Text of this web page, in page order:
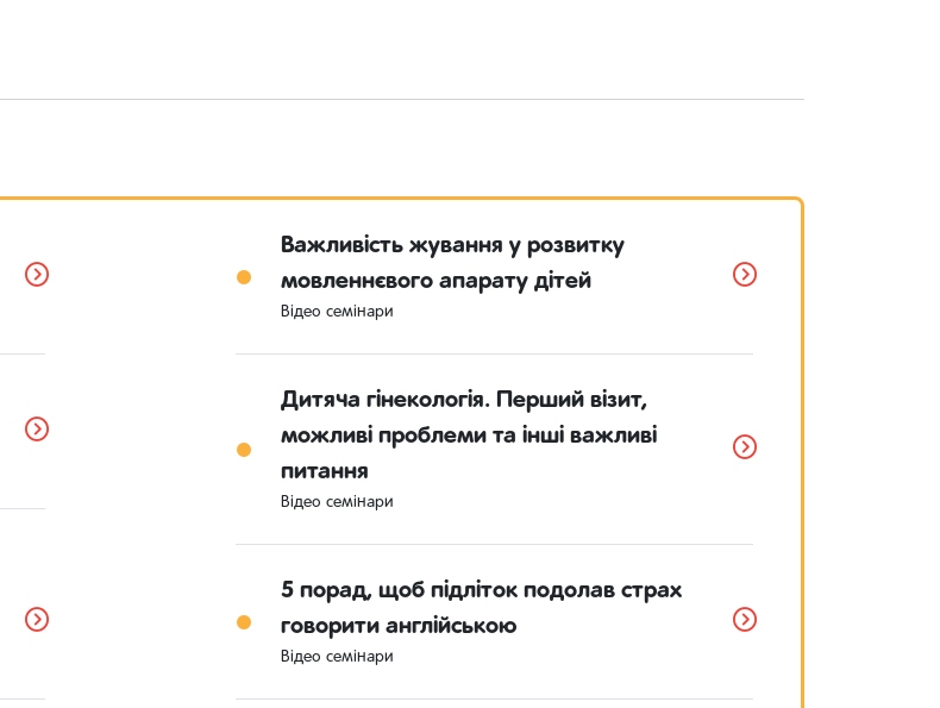
Важливість жування у розвитку
мовленнєвого апарату дітей
Відео семінари
Дитяча гінекологія. Перший візит,
можливі проблеми та інші важливі
питання
Відео семінари
5 порад, щоб підліток подолав страх
говорити англійською
Відео семінари